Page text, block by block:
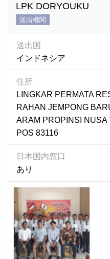
団体名を検索
LPK DORYOUKU
送出機関
送出国
インドネシア
住所
LINGKAR PERMATA
RAHAN JEMPONG
ARAM PROPINSI NUSA
POS 83116
日本国内窓口
あり